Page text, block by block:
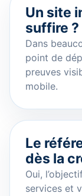
Un site
suffire ?
Dans
point de
preuves
mobile.
Le
dès la
Oui,
services et